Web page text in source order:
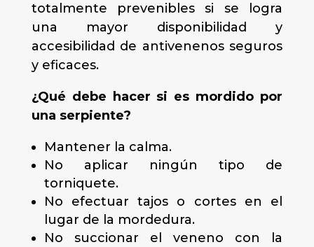
totalmente prevenibles si se logra
una mayor disponibilidad y
accesibilidad de antivenenos seguros
y eficaces.
¿Qué debe hacer si es mordido por
una serpiente?
Mantener la calma.
No aplicar ningún tipo de
torniquete.
No efectuar tajos o cortes en el
lugar de la mordedura.
No succionar el veneno con la